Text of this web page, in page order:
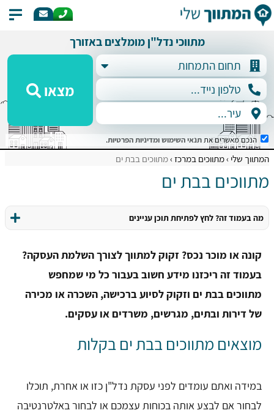
מתווכי נדל"ן מומלצים באזורך
מצאו
הנכם מאשרים אתתנאי השימושומדיניות הפרטיות.
המתווך שלי מתווכים במרכז מתווכים בבת ים
מתווכים בבת ים
מה בעמוד זה? לחץ לפתיחת תוכן עניינים
קונה או מוכר נכס? זקוק למתווך לצורך השלמת העסקה?
בעמוד זה ריכזנו מידע חשוב בעבור כל מי שמחפש
מתווכים בבת ים וזקוק לסיוע ברכישה, השכרה או מכירה
של דירות ובתים, מגרשים, משרדים או עסקים.
מוצאים מתווכים בבת ים בקלות
במידה ואתם עומדים לפני עסקת נדל"ן כזו או אחרת, תוכלו
לבחור אם לבצע אותה בכוחות עצמכם או לבחור באלטרנטיבה